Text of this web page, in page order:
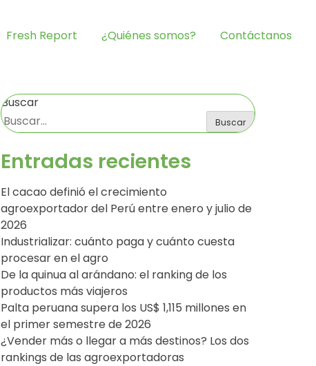
Fresh Report ¿Quiénes somos? Contáctanos
Buscar
Buscar
Entradas recientes
El cacao definió el crecimiento
agroexportador del Perú entre enero y julio de
2026
Industrializar: cuánto paga y cuánto cuesta
procesar en el agro
De la quinua al arándano: el ranking de los
productos más viajeros
Palta peruana supera los US$ 1,115 millones en
el primer semestre de 2026
¿Vender más o llegar a más destinos? Los dos
rankings de las agroexportadoras